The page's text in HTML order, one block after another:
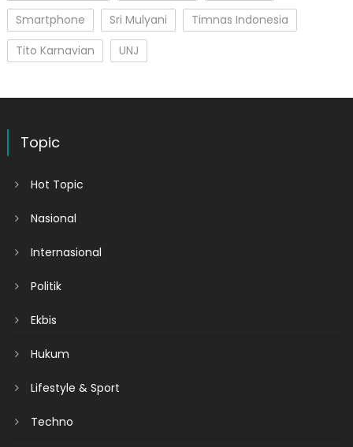
Smartphone
Sri Mulyani
Timnas Indonesia
Tito Karnavian
UNJ
Topic
Hot Topic
Nasional
Internasional
Politik
Ekbis
Hukum
Lifestyle & Sport
Techno